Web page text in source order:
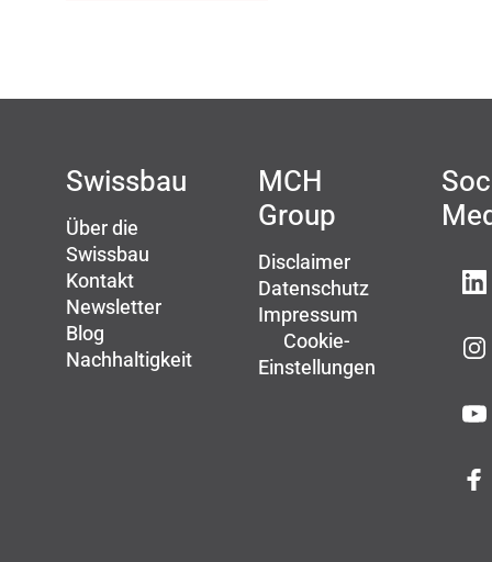
Swissbau
Über die
Swissbau
Kontakt
Newsletter
Blog
Nachhaltigkeit
MCH
Group
Disclaimer
Datenschutz
Impressum
Cookie-
Einstellungen